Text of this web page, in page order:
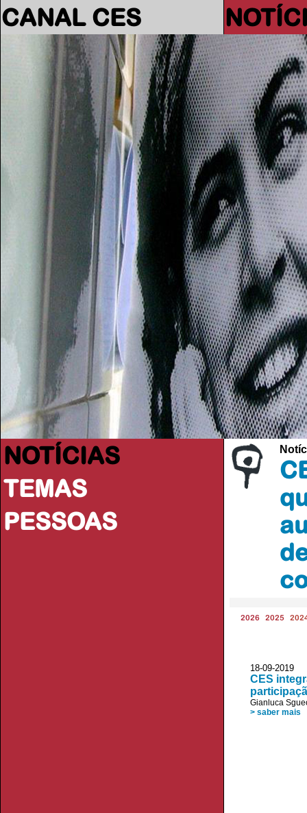
CANAL CES
NOTÍCIAS
TEMAS
PESSOAS
2026 2025
18-09-
CES
Gianluca
> saber mais